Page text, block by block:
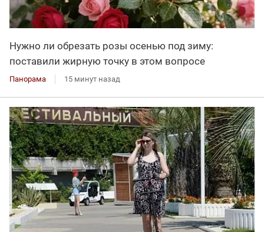
Нужно ли обрезать розы осенью под зиму:
поставили жирную точку в этом вопросе
Панорама 15 минут назад